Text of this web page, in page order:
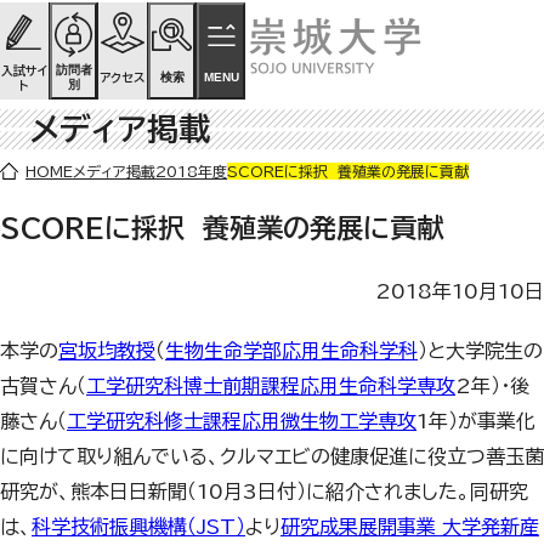
ページの先頭です
ページ内を移動するためのリンク
本文(c)へ
入試サイ
ト
訪問者
別
アクセス 検索 MENU
ここから本文です。
メディア掲載
HOMEメディア掲載2018年度SCOREに採択 養殖業の発展に貢献
SCOREに採択 養殖業の発展に貢献
2018年10月10日
本学の宮坂均教授（ 生物生命学部応用生命科学科）と大学院生の
古賀さん（ 工学研究科博士前期課程応用生命科学専攻2年）・後
藤さん（ 工学研究科修士課程応用微生物工学専攻1年）が事業化
に向けて取り組んでいる、クルマエビの健康促進に役立つ善玉菌
研究が、熊本日日新聞（10月3日付）に紹介されました。同研究
は、 科学技術振興機構（JST）より研究成果展開事業 大学発新産